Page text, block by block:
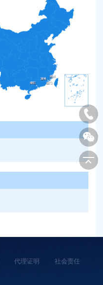
代理证明
社会责任